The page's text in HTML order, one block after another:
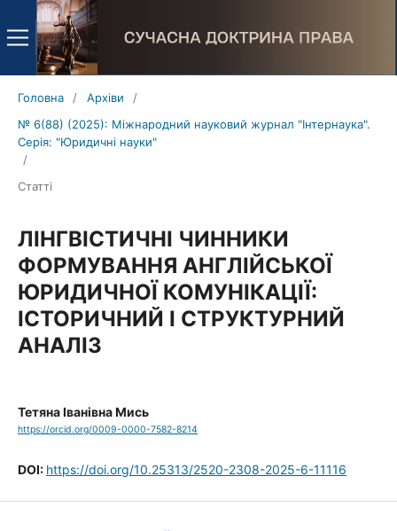
Головна / Архіви
/
№ 6(88) (2025): Міжнародний науковий журнал "Інтернаука".
Серія: "Юридичні науки"
/
Статті
ЛІНГВІСТИЧНІ ЧИННИКИ
ФОРМУВАННЯ АНГЛІЙСЬКОЇ
ЮРИДИЧНОЇ КОМУНІКАЦІЇ:
ІСТОРИЧНИЙ І СТРУКТУРНИЙ
АНАЛІЗ
Тетяна Іванівна Мись
https://orcid.org/0009-0000-7582-8214
DOI: https://doi.org/10.25313/2520-2308-2025-6-11116